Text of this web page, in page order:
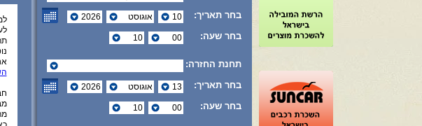
בחר תאריך:
בחר שעה:
תחנת החזרה:
בחר תאריך:
בחר שעה: